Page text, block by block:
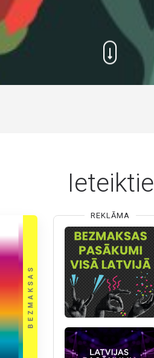
Ieteiktie
REKLĀMA